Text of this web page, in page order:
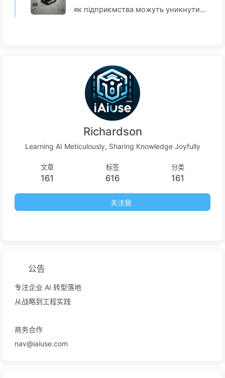
як підприємства можуть уникнути
Richardson
Learning AI Meticulously, Sharing Knowledge Joyfully
文章
161
标签
616
分类
161
关注我
公告
专注企业 AI 转型落地
从战略到工程实践
商务合作
nav@iaiuse.com